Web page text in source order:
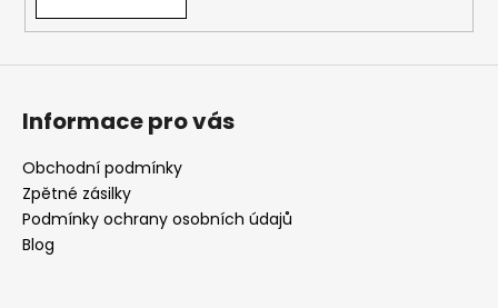
Informace pro vás
Obchodní podmínky
Zpětné zásilky
Podmínky ochrany osobních údajů
Blog